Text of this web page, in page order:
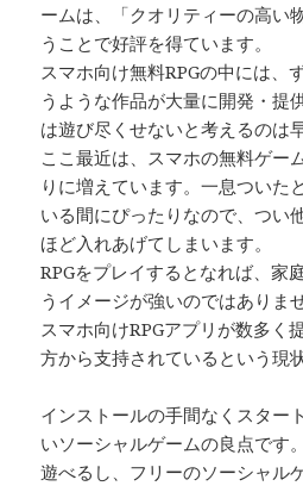
ームは、「クオリティーの高い
うことで好評を得ています。
スマホ向け無料RPGの中には、
うような作品が大量に開発・提
は遊び尽くせないと考えるのは
ここ最近は、スマホの無料ゲー
りに増えています。一息ついた
いる間にぴったりなので、つい
ほど入れあげてしまいます。
RPGをプレイするとなれば、家
うイメージが強いのではありま
スマホ向けRPGアプリが数多く
方から支持されているという現
インストールの手間なくスター
いソーシャルゲームの良点です
遊べるし、フリーのソーシャル